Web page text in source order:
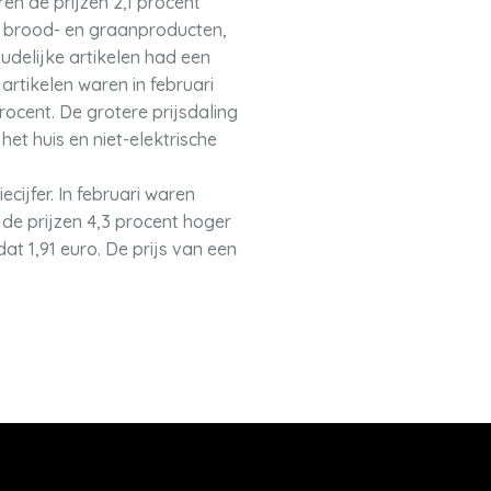
en graanproducten,
artikelen had een
waren in februari
De grotere prijsdaling
huis en niet-elektrische
In februari waren
prijzen 4,3 procent hoger
1,91 euro. De prijs van een